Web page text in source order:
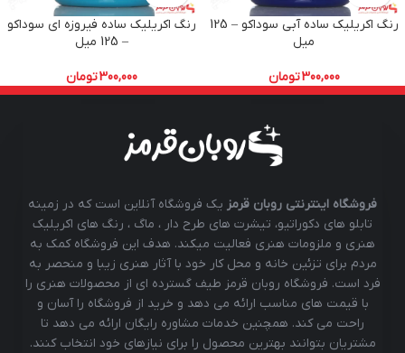
رنگ اکریلیک ساده آبی سوداکو – 125
میل
300,000تومان
رنگ اکریلیک ساده فیروزه ای سوداکو
– 125 میل
300,000تومان
فروشگاه اینترنتی روبان قرمز یک فروشگاه آنلاین است که در زمینه
تابلو های دکوراتیو، تیشرت های طرح دار ، ماگ ، رنگ های اکریلیک
هنری و ملزومات هنری فعالیت میکند. هدف این فروشگاه کمک به
مردم برای تزئین خانه و محل کار خود با آثار هنری زیبا و منحصر به
فرد است. فروشگاه روبان قرمز طیف گسترده ای از محصولات هنری را
با قیمت های مناسب ارائه می دهد و خرید از فروشگاه را آسان و
راحت می کند. همچنین خدمات مشاوره رایگان ارائه می دهد تا
مشتریان بتوانند بهترین محصول را برای نیازهای خود انتخاب کنند.